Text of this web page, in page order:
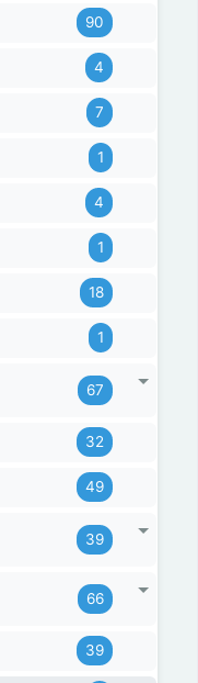
90
4
7
1
4
1
18
1
67
32
49
39
66
39